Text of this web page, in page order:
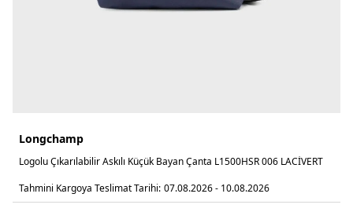
Longchamp
Logolu Çıkarılabilir Askılı Küçük Bayan Çanta L1500HSR 006 LACİVERT
Tahmini Kargoya Teslimat Tarihi: 07.08.2026 - 10.08.2026